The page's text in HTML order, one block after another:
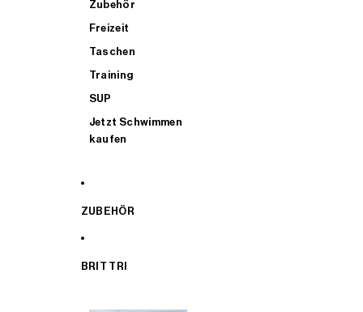
Zubehör
Freizeit
Taschen
Training
SUP
Jetzt Schwimmen
kaufen
ZUBEHÖR
BRIT TRI